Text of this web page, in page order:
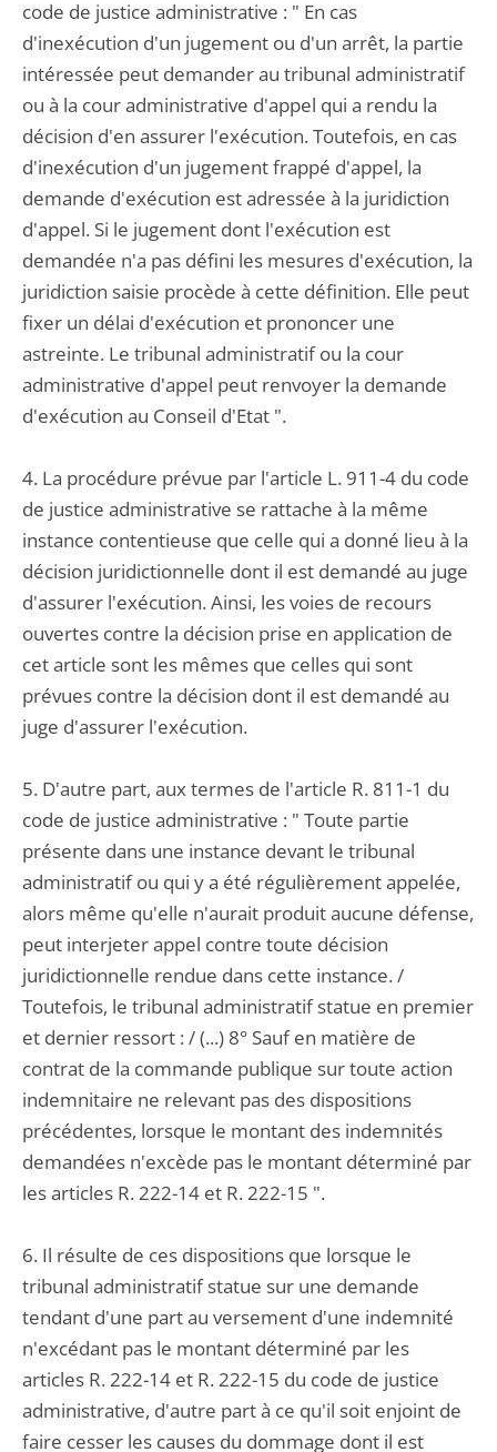
code de justice administrative : " En cas
d'inexécution d'un jugement ou d'un arrêt, la partie
intéressée peut demander au tribunal administratif
ou à la cour administrative d'appel qui a rendu la
décision d'en assurer l'exécution. Toutefois, en cas
d'inexécution d'un jugement frappé d'appel, la
demande d'exécution est adressée à la juridiction
d'appel. Si le jugement dont l'exécution est
demandée n'a pas défini les mesures d'exécution, la
juridiction saisie procède à cette définition. Elle peut
fixer un délai d'exécution et prononcer une
astreinte. Le tribunal administratif ou la cour
administrative d'appel peut renvoyer la demande
d'exécution au Conseil d'Etat ".
4. La procédure prévue par l'article L. 911-4 du code
de justice administrative se rattache à la même
instance contentieuse que celle qui a donné lieu à la
décision juridictionnelle dont il est demandé au juge
d'assurer l'exécution. Ainsi, les voies de recours
ouvertes contre la décision prise en application de
cet article sont les mêmes que celles qui sont
prévues contre la décision dont il est demandé au
juge d'assurer l'exécution.
5. D'autre part, aux termes de l'article R. 811-1 du
code de justice administrative : " Toute partie
présente dans une instance devant le tribunal
administratif ou qui y a été régulièrement appelée,
alors même qu'elle n'aurait produit aucune défense,
peut interjeter appel contre toute décision
juridictionnelle rendue dans cette instance. /
Toutefois, le tribunal administratif statue en premier
et dernier ressort : / (...) 8° Sauf en matière de
contrat de la commande publique sur toute action
indemnitaire ne relevant pas des dispositions
précédentes, lorsque le montant des indemnités
demandées n'excède pas le montant déterminé par
les articles R. 222-14 et R. 222-15 ".
6. Il résulte de ces dispositions que lorsque le
tribunal administratif statue sur une demande
tendant d'une part au versement d'une indemnité
n'excédant pas le montant déterminé par les
articles R. 222-14 et R. 222-15 du code de justice
administrative, d'autre part à ce qu'il soit enjoint de
faire cesser les causes du dommage dont il est